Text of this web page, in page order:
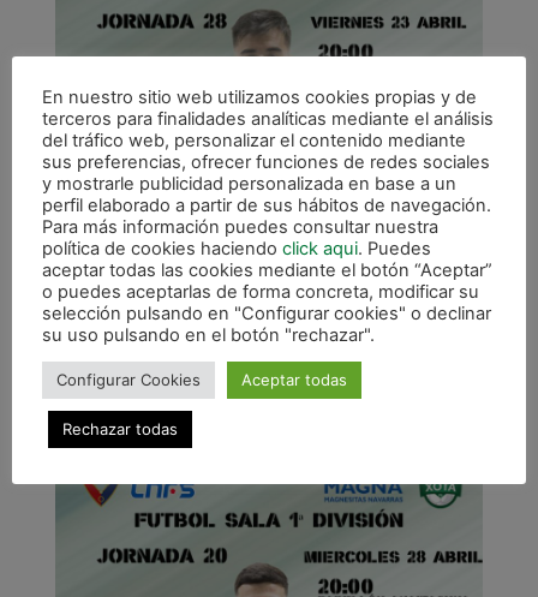
En nuestro sitio web utilizamos cookies propias y de
terceros para finalidades analíticas mediante el análisis
del tráfico web, personalizar el contenido mediante
sus preferencias, ofrecer funciones de redes sociales
y mostrarle publicidad personalizada en base a un
perfil elaborado a partir de sus hábitos de navegación.
Para más información puedes consultar nuestra
política de cookies haciendo click aqui. Puedes
aceptar todas las cookies mediante el botón “Aceptar”
o puedes aceptarlas de forma concreta, modificar su
selección pulsando en "Configurar cookies" o declinar
su uso pulsando en el botón "rechazar".
Configurar Cookies Aceptar todas
Rechazar todas